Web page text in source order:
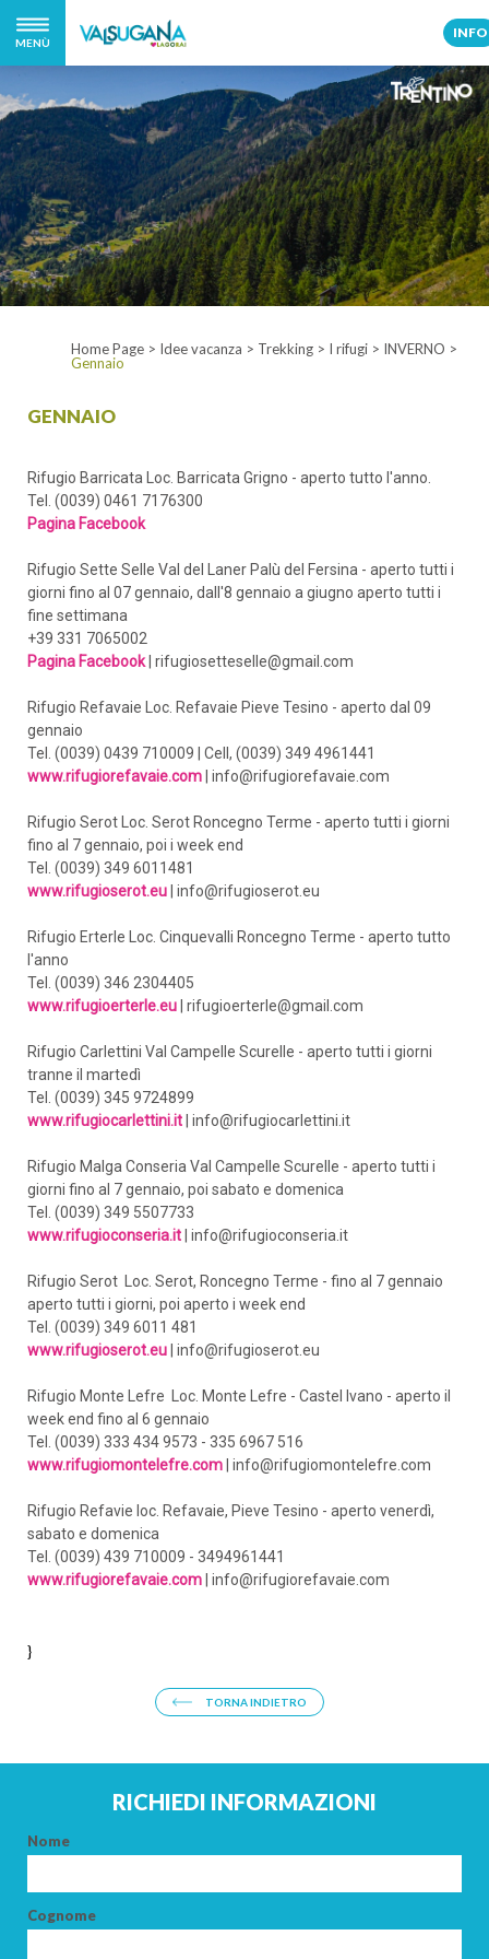
MENÙ
INFO
Home Page > Idee vacanza > Trekking > I rifugi > INVERNO >
Gennaio
GENNAIO
Rifugio Barricata Loc. Barricata Grigno - aperto tutto l'anno.
Tel. (0039) 0461 7176300
Pagina Facebook
Rifugio Sette Selle Val del Laner Palù del Fersina - aperto tutti i
giorni fino al 07 gennaio, dall'8 gennaio a giugno aperto tutti i
fine settimana
+39 331 7065002
Pagina Facebook| rifugiosetteselle@gmail.com
Rifugio Refavaie Loc. Refavaie Pieve Tesino - aperto dal 09
gennaio
Tel. (0039) 0439 710009 | Cell, (0039) 349 4961441
www.rifugiorefavaie.com | info@rifugiorefavaie.com
Rifugio Serot Loc. Serot Roncegno Terme - aperto tutti i giorni
fino al 7 gennaio, poi i week end
Tel. (0039) 349 6011481
www.rifugioserot.eu | info@rifugioserot.eu
Rifugio Erterle Loc. Cinquevalli Roncegno Terme - aperto tutto
l'anno
Tel. (0039) 346 2304405
www.rifugioerterle.eu | rifugioerterle@gmail.com
Rifugio Carlettini Val Campelle Scurelle - aperto tutti i giorni
tranne il martedì
Tel. (0039) 345 9724899
www.rifugiocarlettini.it | info@rifugiocarlettini.it
Rifugio Malga Conseria Val Campelle Scurelle - aperto tutti i
giorni fino al 7 gennaio, poi sabato e domenica
Tel. (0039) 349 5507733
www.rifugioconseria.it | info@rifugioconseria.it
Rifugio Serot Loc. Serot, Roncegno Terme - fino al 7 gennaio
aperto tutti i giorni, poi aperto i week end
Tel. (0039) 349 6011 481
www.rifugioserot.eu | info@rifugioserot.eu
Rifugio Monte Lefre Loc. Monte Lefre - Castel Ivano - aperto il
week end fino al 6 gennaio
Tel. (0039) 333 434 9573 - 335 6967 516
www.rifugiomontelefre.com | info@rifugiomontelefre.com
Rifugio Refavie loc. Refavaie, Pieve Tesino - aperto venerdì,
sabato e domenica
Tel. (0039) 439 710009 - 3494961441
www.rifugiorefavaie.com | info@rifugiorefavaie.com
}
TORNA INDIETRO
RICHIEDI INFORMAZIONI
Nome
Cognome